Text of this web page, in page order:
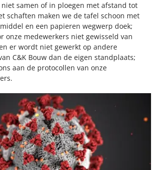
niet samen of in ploegen met afstand tot
schaften maken we de tafel schoon met
en een papieren wegwerp doek;
onze medewerkers niet gewisseld van
er wordt niet gewerkt op andere
C&K Bouw dan de eigen standplaats;
aan de protocollen van onze